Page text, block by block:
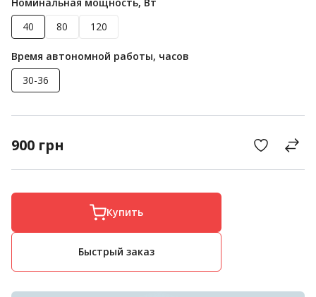
40
80 120
Время автономной работы, часов
30-36
900 грн
Купить
Быстрый заказ